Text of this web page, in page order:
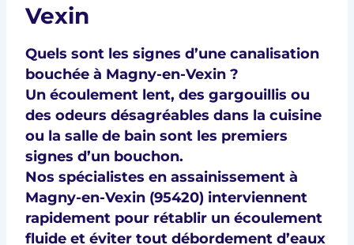
Vexin
Quels sont les signes d’une canalisation
bouchée à Magny-en-Vexin ?
Un écoulement lent, des gargouillis ou
des odeurs désagréables dans la cuisine
ou la salle de bain sont les premiers
signes d’un bouchon.
Nos spécialistes en assainissement à
Magny-en-Vexin (95420) interviennent
rapidement pour rétablir un écoulement
fluide et éviter tout débordement d’eaux